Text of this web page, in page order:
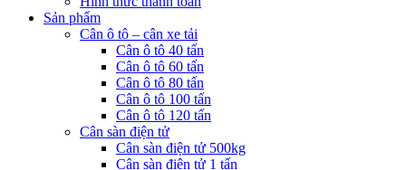
Sản phẩm
Cân ô tô – cân xe tải
Cân ô tô 40 tấn
Cân ô tô 60 tấn
Cân ô tô 80 tấn
Cân ô tô 100 tấn
Cân ô tô 120 tấn
Cân sàn điện tử
Cân sàn điện tử 500kg
Cân sàn điện tử 1 tấn